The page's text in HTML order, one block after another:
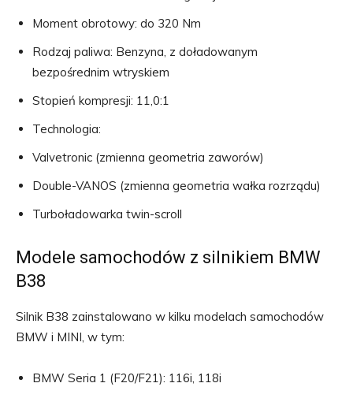
Moment obrotowy: do 320 Nm
Rodzaj paliwa: Benzyna, z doładowanym
bezpośrednim wtryskiem
Stopień kompresji: 11,0:1
Technologia:
Valvetronic (zmienna geometria zaworów)
Double-VANOS (zmienna geometria wałka rozrządu)
Turboładowarka twin-scroll
Modele samochodów z silnikiem BMW
B38
Silnik B38 zainstalowano w kilku modelach samochodów
BMW i MINI, w tym:
BMW Seria 1 (F20/F21): 116i, 118i